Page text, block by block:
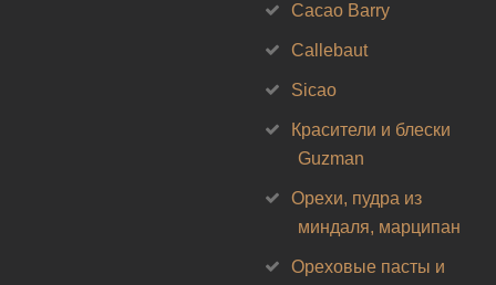
Cacao Barry
Callebaut
Sicao
Красители и блески
Guzman
Орехи, пудра из
миндаля, марципан
Ореховые пасты и